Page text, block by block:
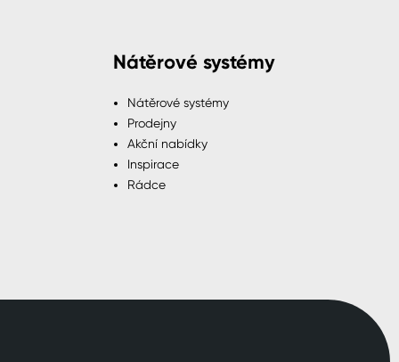
Nátěrové systémy
Nátěrové systémy
Prodejny
Akční nabídky
Inspirace
Rádce